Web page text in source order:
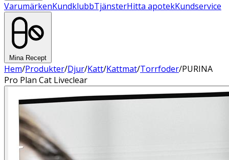
VarumärkenKundklubbTjänsterHitta apotekKundservice
Mina Recept
Hem/Produkter/Djur/Katt/Kattmat/Torrfoder/PURINA
Pro Plan Cat Liveclear